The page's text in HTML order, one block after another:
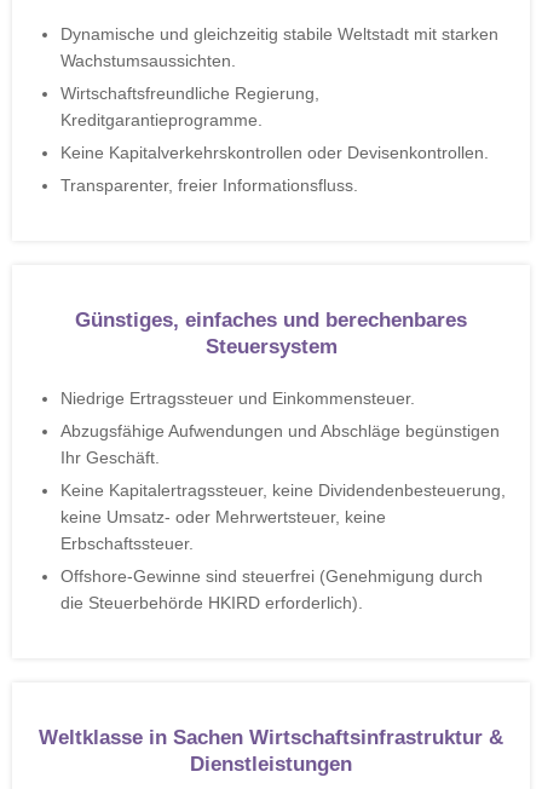
Dynamische und gleichzeitig stabile Weltstadt mit starken
Wachstumsaussichten.
Wirtschaftsfreundliche Regierung,
Kreditgarantieprogramme.
Keine Kapitalverkehrskontrollen oder Devisenkontrollen.
Transparenter, freier Informationsfluss.
Günstiges, einfaches und berechenbares
Steuersystem
Niedrige Ertragssteuer und Einkommensteuer.
Abzugsfähige Aufwendungen und Abschläge begünstigen
Ihr Geschäft.
Keine Kapitalertragssteuer, keine Dividendenbesteuerung,
keine Umsatz- oder Mehrwertsteuer, keine
Erbschaftssteuer.
Offshore-Gewinne sind steuerfrei (Genehmigung durch
die Steuerbehörde HKIRD erforderlich).
Weltklasse in Sachen Wirtschaftsinfrastruktur &
Dienstleistungen